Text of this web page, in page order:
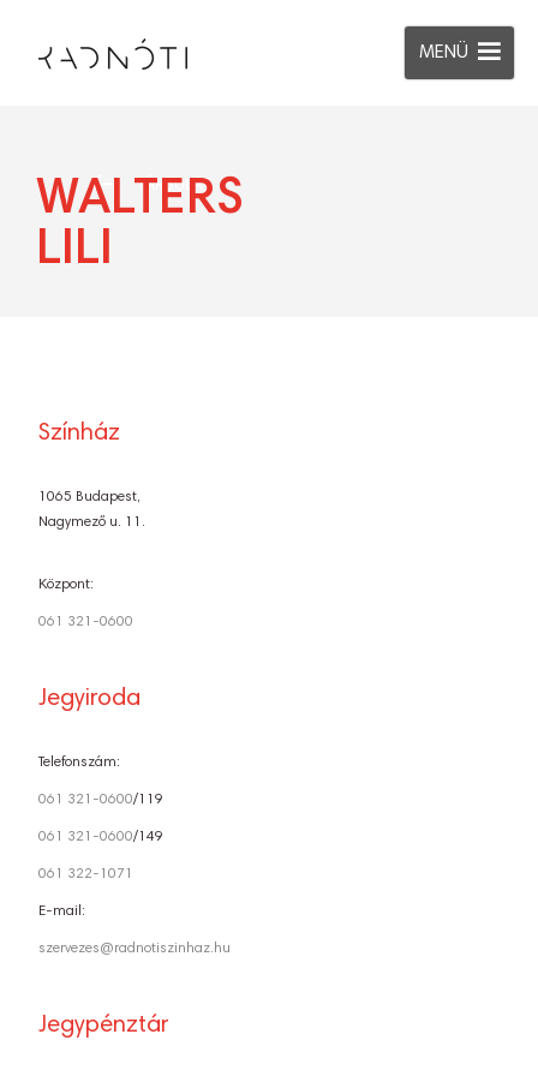
MENÜ
TÁRSULAT
WALTERS
LILI
Színház
1065 Budapest,
Nagymező u. 11.
Központ:
061 321-0600
Jegyiroda
Telefonszám:
061 321-0600/119
061 321-0600/149
061 322-1071
E-mail:
szervezes@radnotiszinhaz.hu
Jegypénztár